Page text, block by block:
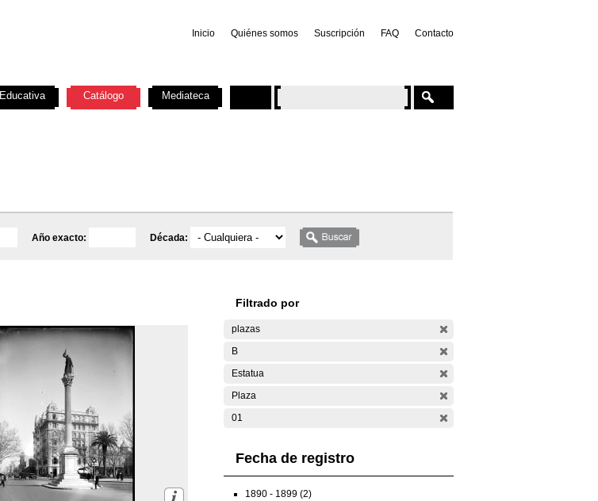
Inicio Quiénes somos Suscripción FAQ Contacto
Año exacto: Década:
Filtrado por
plazas
B
Estatua
Plaza
01
Fecha de registro
1890 - 1899 (2)
Educativa Catálogo Mediateca